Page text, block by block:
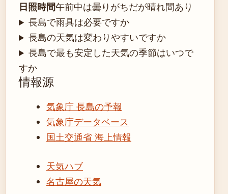
日照時間午前中は曇りがちだが晴れ間あり
長島で雨具は必要ですか
長島の天気は変わりやすいですか
長島で最も安定した天気の季節はいつで
すか
情報源
気象庁 長島の予報
気象庁データベース
国土交通省 海上情報
天気ハブ
名古屋の天気